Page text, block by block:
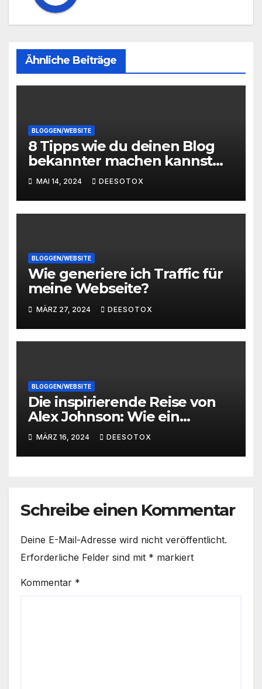
Ähnliche Beiträge
BLOGGEN/WEBSITE
8 Tipps wie du deinen Blog
bekannter machen kannst
und mehr Traffic bekommst
MAI 14, 2024 DEESOTOX
BLOGGEN/WEBSITE
Wie generiere ich Traffic für
meine Webseite?
MÄRZ 27, 2024 DEESOTOX
BLOGGEN/WEBSITE
Die inspirierende Reise von
Alex Johnson: Wie ein
Student zum bloggenden
Millionär wurde
MÄRZ 16, 2024 DEESOTOX
Schreibe einen Kommentar
Deine E-Mail-Adresse wird nicht veröffentlicht.
Erforderliche Felder sind mit * markiert
Kommentar *